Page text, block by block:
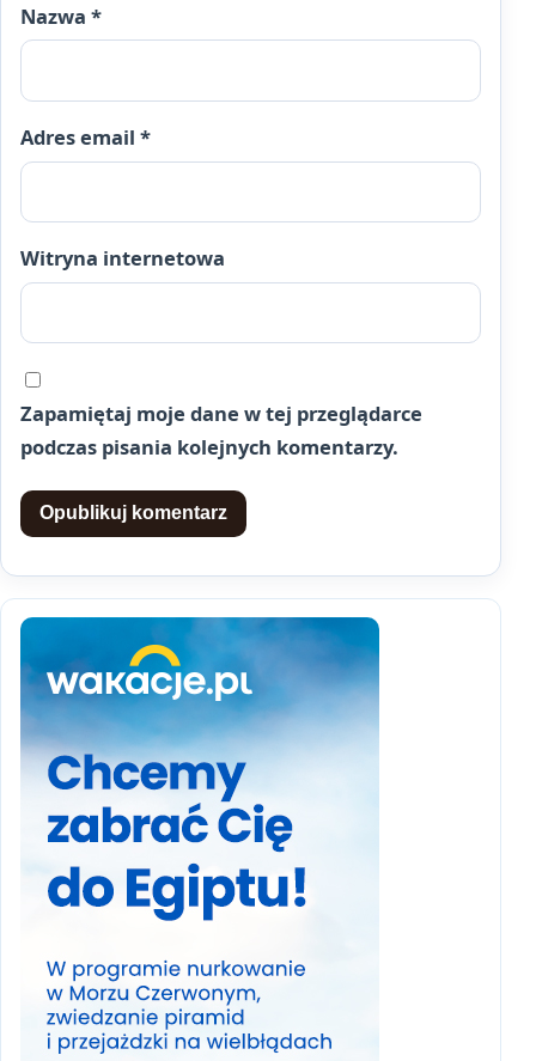
Nazwa *
Adres email *
Witryna internetowa
Zapamiętaj moje dane w tej przeglądarce
podczas pisania kolejnych komentarzy.